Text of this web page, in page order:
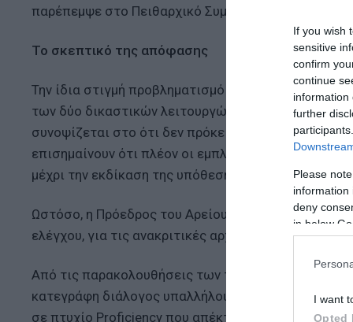
If you wish
sensitive
confirm
continue
information
further
Please
information
deny
in below
I want
Opted
παρέπεμψε στο Πειθαρχικό Συμβούλιο με το
Το σκεπτικό της απόφασης
Την ίδια στιγμή προβληματισμό προκαλεί το
των δύο δικαστικών λειτουργών, οι οποίοι
συνοψίζεται στο ότι δεν πρόκειται για ύποπτους
επισημαίνουν ότι πλέον οι εμπλεκόμενοι έχουν
μέχρι την εκδίκαση της υπόθεσης.
Ωστόσο, η Πρόεδρος του Αρείου Πάγου Ιωάννα
ελέγχου, για τις ανακριτικές αρχές που άφησαν
Από τις παρακολουθήσεις των τηλεφώνων των
κατεγράφη διάλογος υπαλλήλου, με άλλη γυναίκα
σε πτυχίο Proficiency που απέκτησε,